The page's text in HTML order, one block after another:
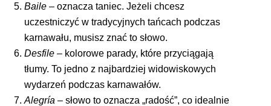
Baile – oznacza taniec. Jeżeli chcesz
uczestniczyć w tradycyjnych tańcach podczas
karnawału, musisz znać to słowo.
Desfile – kolorowe parady, które przyciągają
tłumy. To jedno z najbardziej widowiskowych
wydarzeń podczas karnawałów.
Alegría – słowo to oznacza „radość”, co idealnie